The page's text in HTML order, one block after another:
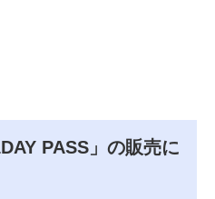
PASS」の販売に